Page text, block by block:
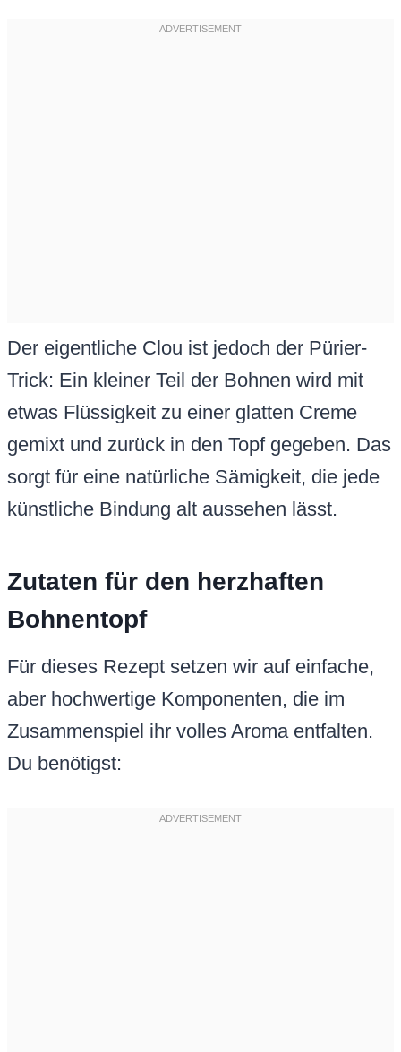
Der eigentliche Clou ist jedoch der Pürier-
Trick: Ein kleiner Teil der Bohnen wird mit
etwas Flüssigkeit zu einer glatten Creme
gemixt und zurück in den Topf gegeben. Das
sorgt für eine natürliche Sämigkeit, die jede
künstliche Bindung alt aussehen lässt.
Zutaten für den herzhaften
Bohnentopf
Für dieses Rezept setzen wir auf einfache,
aber hochwertige Komponenten, die im
Zusammenspiel ihr volles Aroma entfalten.
Du benötigst: